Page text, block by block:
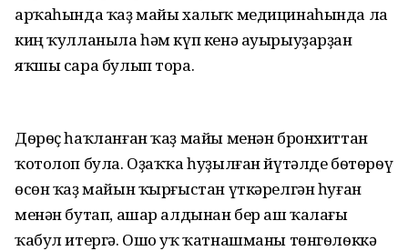
арҡаһында ҡаҙ майы халыҡ медицинаһында ла
киң ҡулланыла һәм күп кенә ауырыуҙарҙан
яҡшы сара булып тора.
Дѳрѳҫ һаҡланған ҡаҙ майы менән бронхиттан
ҡотолоп була. Оҙаҡҡа һуҙылған йүтәлде бѳтѳрѳү
өсөн ҡаҙ майын ҡырғыстан үткәрелгән һуған
менән бутап, ашар алдынан бер аш ҡалағы
ҡабул итергә. Ошо уҡ ҡатнашманы төнгѳлѳккә